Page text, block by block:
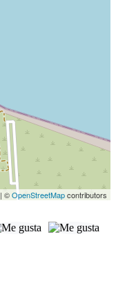
| ©OpenStreetMapcontributors